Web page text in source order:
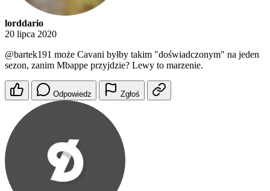
lorddario
20 lipca 2020
@bartek191 może Cavani byłby takim "doświadczonym" na jeden
sezon, zanim Mbappe przyjdzie? Lewy to marzenie.
Odpowiedz Zgłoś